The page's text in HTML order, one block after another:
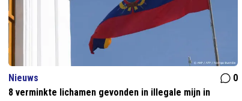
Nieuws
0
8 verminkte lichamen gevonden in illegale mijn in